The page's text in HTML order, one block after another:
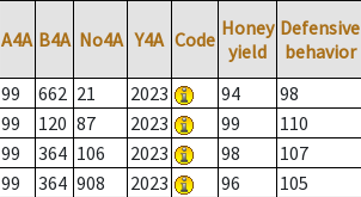
A4A B4A No4A Y4A Code Honey
yield
Defensive
behavior
99 662 21 2023 94 98
99 120 87 2023 99 110
99 364 106 2023 98 107
99 364 908 2023 96 105